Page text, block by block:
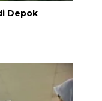
Depok
AI